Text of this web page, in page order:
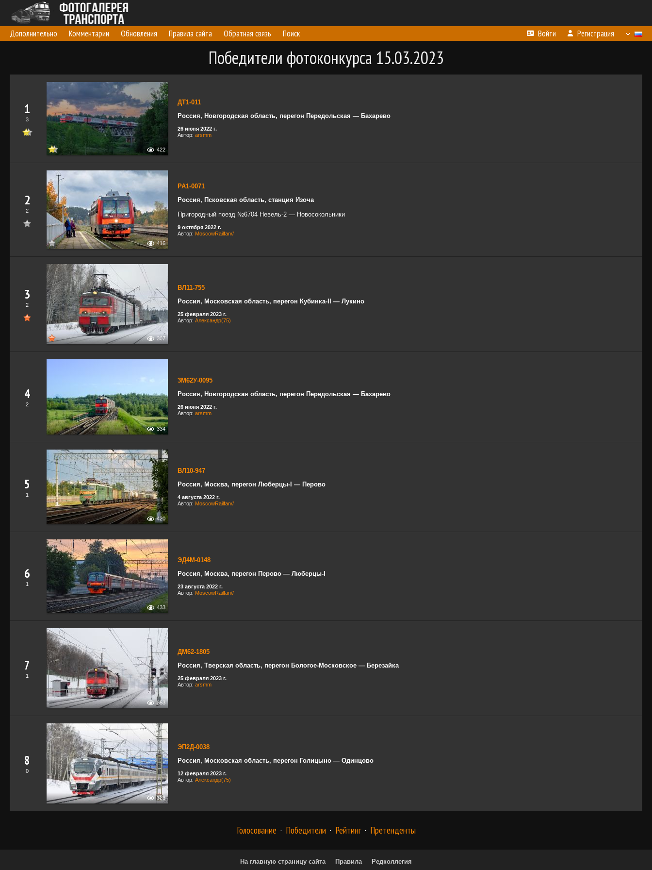
Дополнительно Комментарии Обновления Правила сайта Обратная связь Поиск Войти Регистрация
Победители фотоконкурса 15.03.2023
1
3
422
ДТ1-011
Россия, Новгородская область, перегон Передольская — Бахарево
26 июня 2022 г.
Автор: arsmm
2
2
416
РА1-0071
Россия, Псковская область, станция Изоча
Пригородный поезд №6704 Невель-2 — Новосокольники
9 октября 2022 г.
Автор: MoscowRailfan//
3
2
307
ВЛ11-755
Россия, Московская область, перегон Кубинка-II — Лукино
25 февраля 2023 г.
Автор: Александр(75)
4
2
334
3М62У-0095
Россия, Новгородская область, перегон Передольская — Бахарево
26 июня 2022 г.
Автор: arsmm
5
1
420
ВЛ10-947
Россия, Москва, перегон Люберцы-I — Перово
4 августа 2022 г.
Автор: MoscowRailfan//
6
1
433
ЭД4М-0148
Россия, Москва, перегон Перово — Люберцы-I
23 августа 2022 г.
Автор: MoscowRailfan//
7
1
353
ДМ62-1805
Россия, Тверская область, перегон Бологое-Московское — Березайка
25 февраля 2023 г.
Автор: arsmm
8
0
323
ЭП2Д-0038
Россия, Московская область, перегон Голицыно — Одинцово
12 февраля 2023 г.
Автор: Александр(75)
Голосование · Победители· Рейтинг· Претенденты
На главную страницу сайта Правила Редколлегия